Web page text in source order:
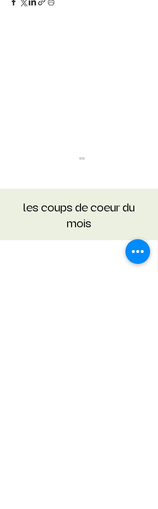
HÔTEL EREMITO
les coups de coeur du
mois